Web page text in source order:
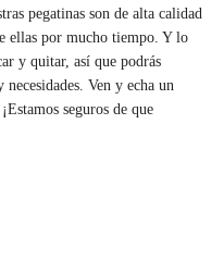
pegatinas son de alta calidad
ellas por mucho tiempo. Y lo
y quitar, así que podrás
Ven y echa un
seguros de que